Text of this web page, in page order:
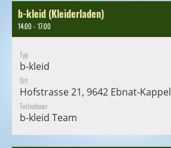
b-kleid (Kleiderladen)
14:00 - 17:00
Typ
b-kleid
Ort
Hofstrasse 21, 9642 Ebnat-Kappel
Teilnehmer
b-kleid Team